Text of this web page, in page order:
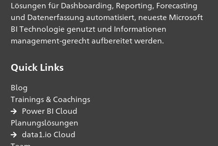
Lösungen für Dashboarding, Reporting, Forecasting
und Datenerfassung automatisiert, neueste Microsoft
BI Technologie genutzt und Informationen
management-gerecht aufbereitet werden.
Quick Links
Blog
Trainings & Coachings
Power BI Cloud
Planungslösungen
data1.io Cloud